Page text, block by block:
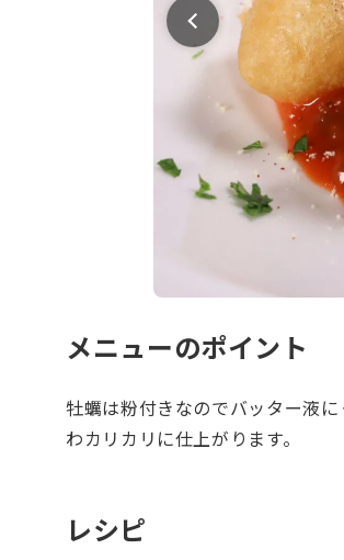
メニューのポイント
牡蠣は粉付きなのでバッター液
わカリカリに仕上がります。
レシピ